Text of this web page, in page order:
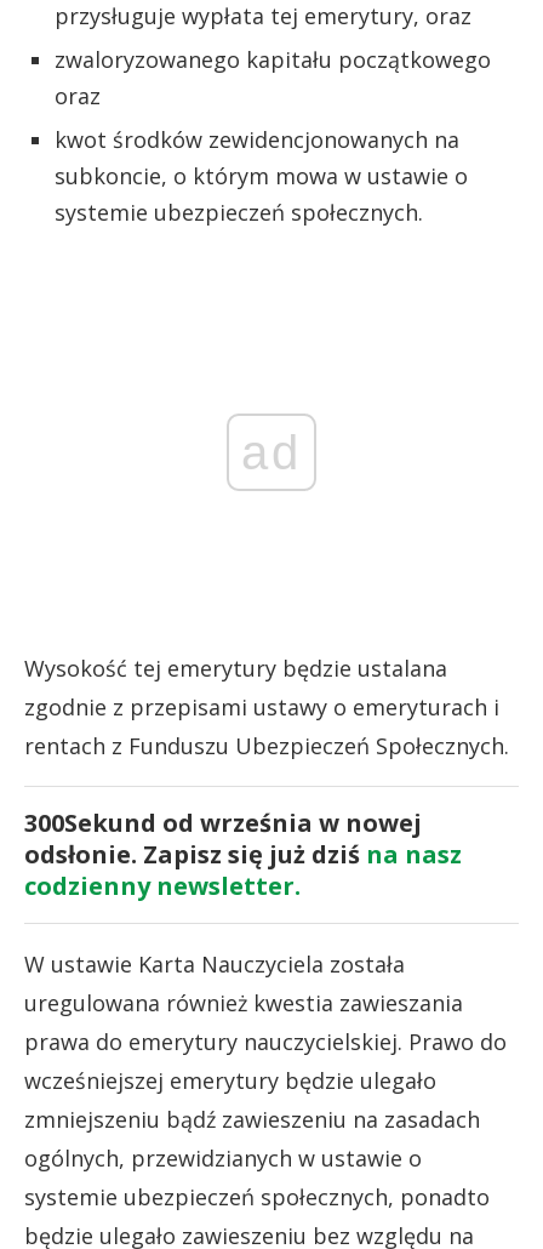
przysługuje wypłata tej emerytury, oraz
zwaloryzowanego kapitału początkowego
oraz
kwot środków zewidencjonowanych na
subkoncie, o którym mowa w ustawie o
systemie ubezpieczeń społecznych.
ad
Wysokość tej emerytury będzie ustalana
zgodnie z przepisami ustawy o emeryturach i
rentach z Funduszu Ubezpieczeń Społecznych.
300Sekund od września w nowej
odsłonie. Zapisz się już dziś na nasz
codzienny newsletter.
W ustawie Karta Nauczyciela została
uregulowana również kwestia zawieszania
prawa do emerytury nauczycielskiej. Prawo do
wcześniejszej emerytury będzie ulegało
zmniejszeniu bądź zawieszeniu na zasadach
ogólnych, przewidzianych w ustawie o
systemie ubezpieczeń społecznych, ponadto
będzie ulegało zawieszeniu bez względu na